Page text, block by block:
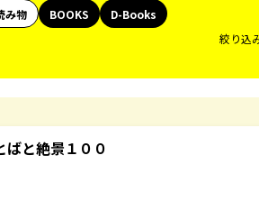
み物 BOOKS
D-Books
絞り込
と絶景１００